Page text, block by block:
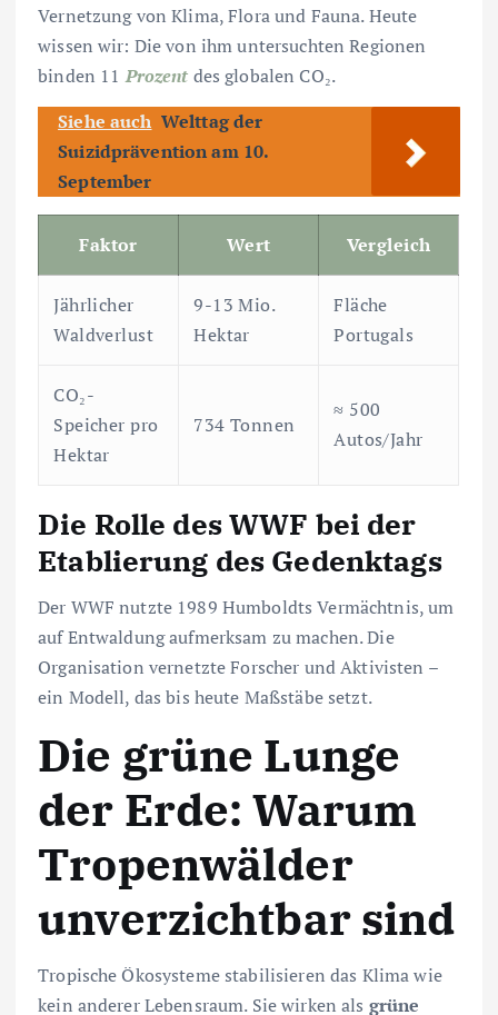
Vernetzung von Klima, Flora und Fauna. Heute
wissen wir: Die von ihm untersuchten Regionen
binden 11Prozent des globalen CO₂.
Siehe auch Welttag der
Suizidprävention am 10.
September
Faktor Wert Vergleich
Jährlicher
Waldverlust
9-13 Mio.
Hektar
Fläche
Portugals
CO₂-
Speicher pro
Hektar
734 Tonnen
≈ 500
Autos/Jahr
Die Rolle des WWF bei der
Etablierung des Gedenktags
Der WWF nutzte 1989 Humboldts Vermächtnis, um
auf Entwaldung aufmerksam zu machen. Die
Organisation vernetzte Forscher und Aktivisten –
ein Modell, das bis heute Maßstäbe setzt.
Die grüne Lunge
der Erde: Warum
Tropenwälder
unverzichtbar sind
Tropische Ökosysteme stabilisieren das Klima wie
kein anderer Lebensraum. Sie wirken als grüne